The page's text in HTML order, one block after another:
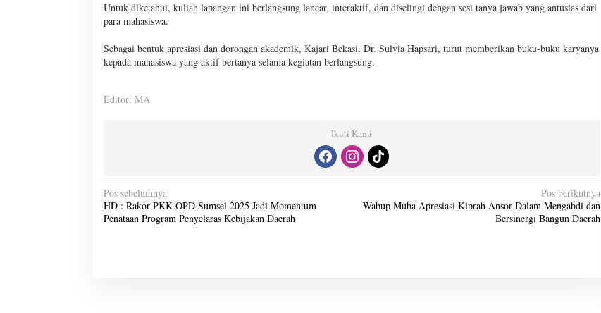
Untuk diketahui, kuliah lapangan ini berlangsung lancar, interaktif, dan diselingi dengan sesi tanya jawab yang antusias dari
para mahasiswa.
Sebagai bentuk apresiasi dan dorongan akademik, Kajari Bekasi, Dr. Sulvia Hapsari, turut memberikan buku-buku karyanya
kepada mahasiswa yang aktif bertanya selama kegiatan berlangsung.
Editor: MA
Ikuti Kami
N
a
Pos sebelumnya
HD : Rakor PKK-OPD Sumsel 2025 Jadi Momentum
Penataan Program Penyelaras Kebijakan Daerah
Pos berikutnya
Wabup Muba Apresiasi Kiprah Ansor Dalam Mengabdi dan
Bersinergi Bangun Daerah